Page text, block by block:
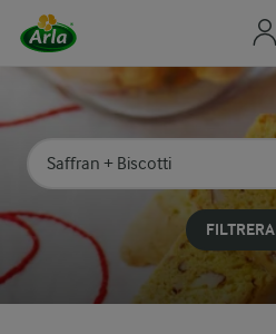
Sök på kategori eller ingrediens
Skriv in sökord för att få förslag
FILTRERA